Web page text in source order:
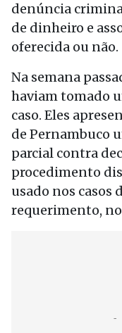
denúncia
de dinheiro e
oferecida ou não.
Na semana
haviam tomado
caso. Eles
de Pernambuco
parcial contra
procedimento
usado nos casos
requerimento,